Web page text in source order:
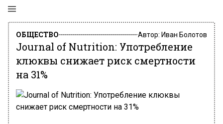
ОБЩЕСТВО Автор: Иван Болотов
Journal of Nutrition: Употребление
клюквы снижает риск смертности
на 31%